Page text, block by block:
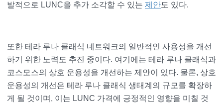
발적으로 LUNC을 추가 소각할 수 있는 제안도 있다.
또한 테라 루나 클래식 네트워크의 일반적인 사용성을 개선
하기 위한 노력도 추진 중이다. 여기에는 테라 루나 클래식과
코스모스의 상호 운용성을 개선하는 제안이 있다. 물론, 상호
운용성의 개선은 테라 루나 클래식 생태계의 규모를 확장하
게 될 것이며, 이는 LUNC 가격에 긍정적인 영향을 미칠 것